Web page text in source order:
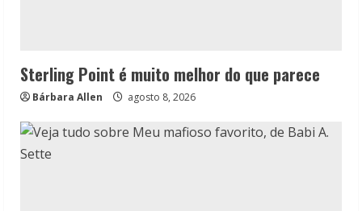
Sterling Point é muito melhor do que parece
Bárbara Allen agosto 8, 2026